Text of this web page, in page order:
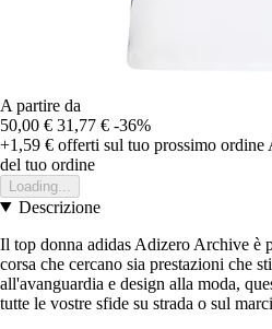
A partire da
50,00 € 31,77 € -36%
+1,59 € offerti sul tuo prossimo ordine
del tuo ordine
Loading...
Descrizione
Il top donna adidas Adizero Archive è
corsa che cercano sia prestazioni che
all'avanguardia e design alla moda,
tutte le vostre sfide su strada o sul